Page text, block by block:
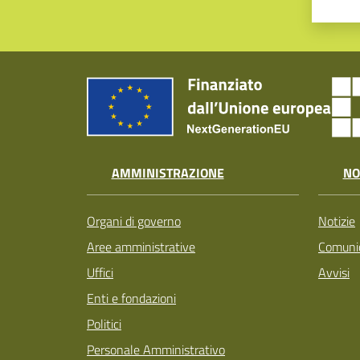
AMMINISTRAZIONE
Organi di governo
Aree amministrative
Uffici
Enti e fondazioni
Politici
Personale Amministrativo
Notizie
Avvisi